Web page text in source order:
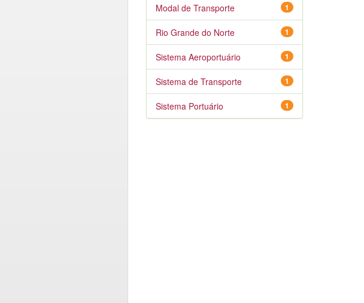
1
Modal de Transporte
1
Rio Grande do Norte
1
Sistema Aeroportuário
1
Sistema de Transporte
1
Sistema Portuário